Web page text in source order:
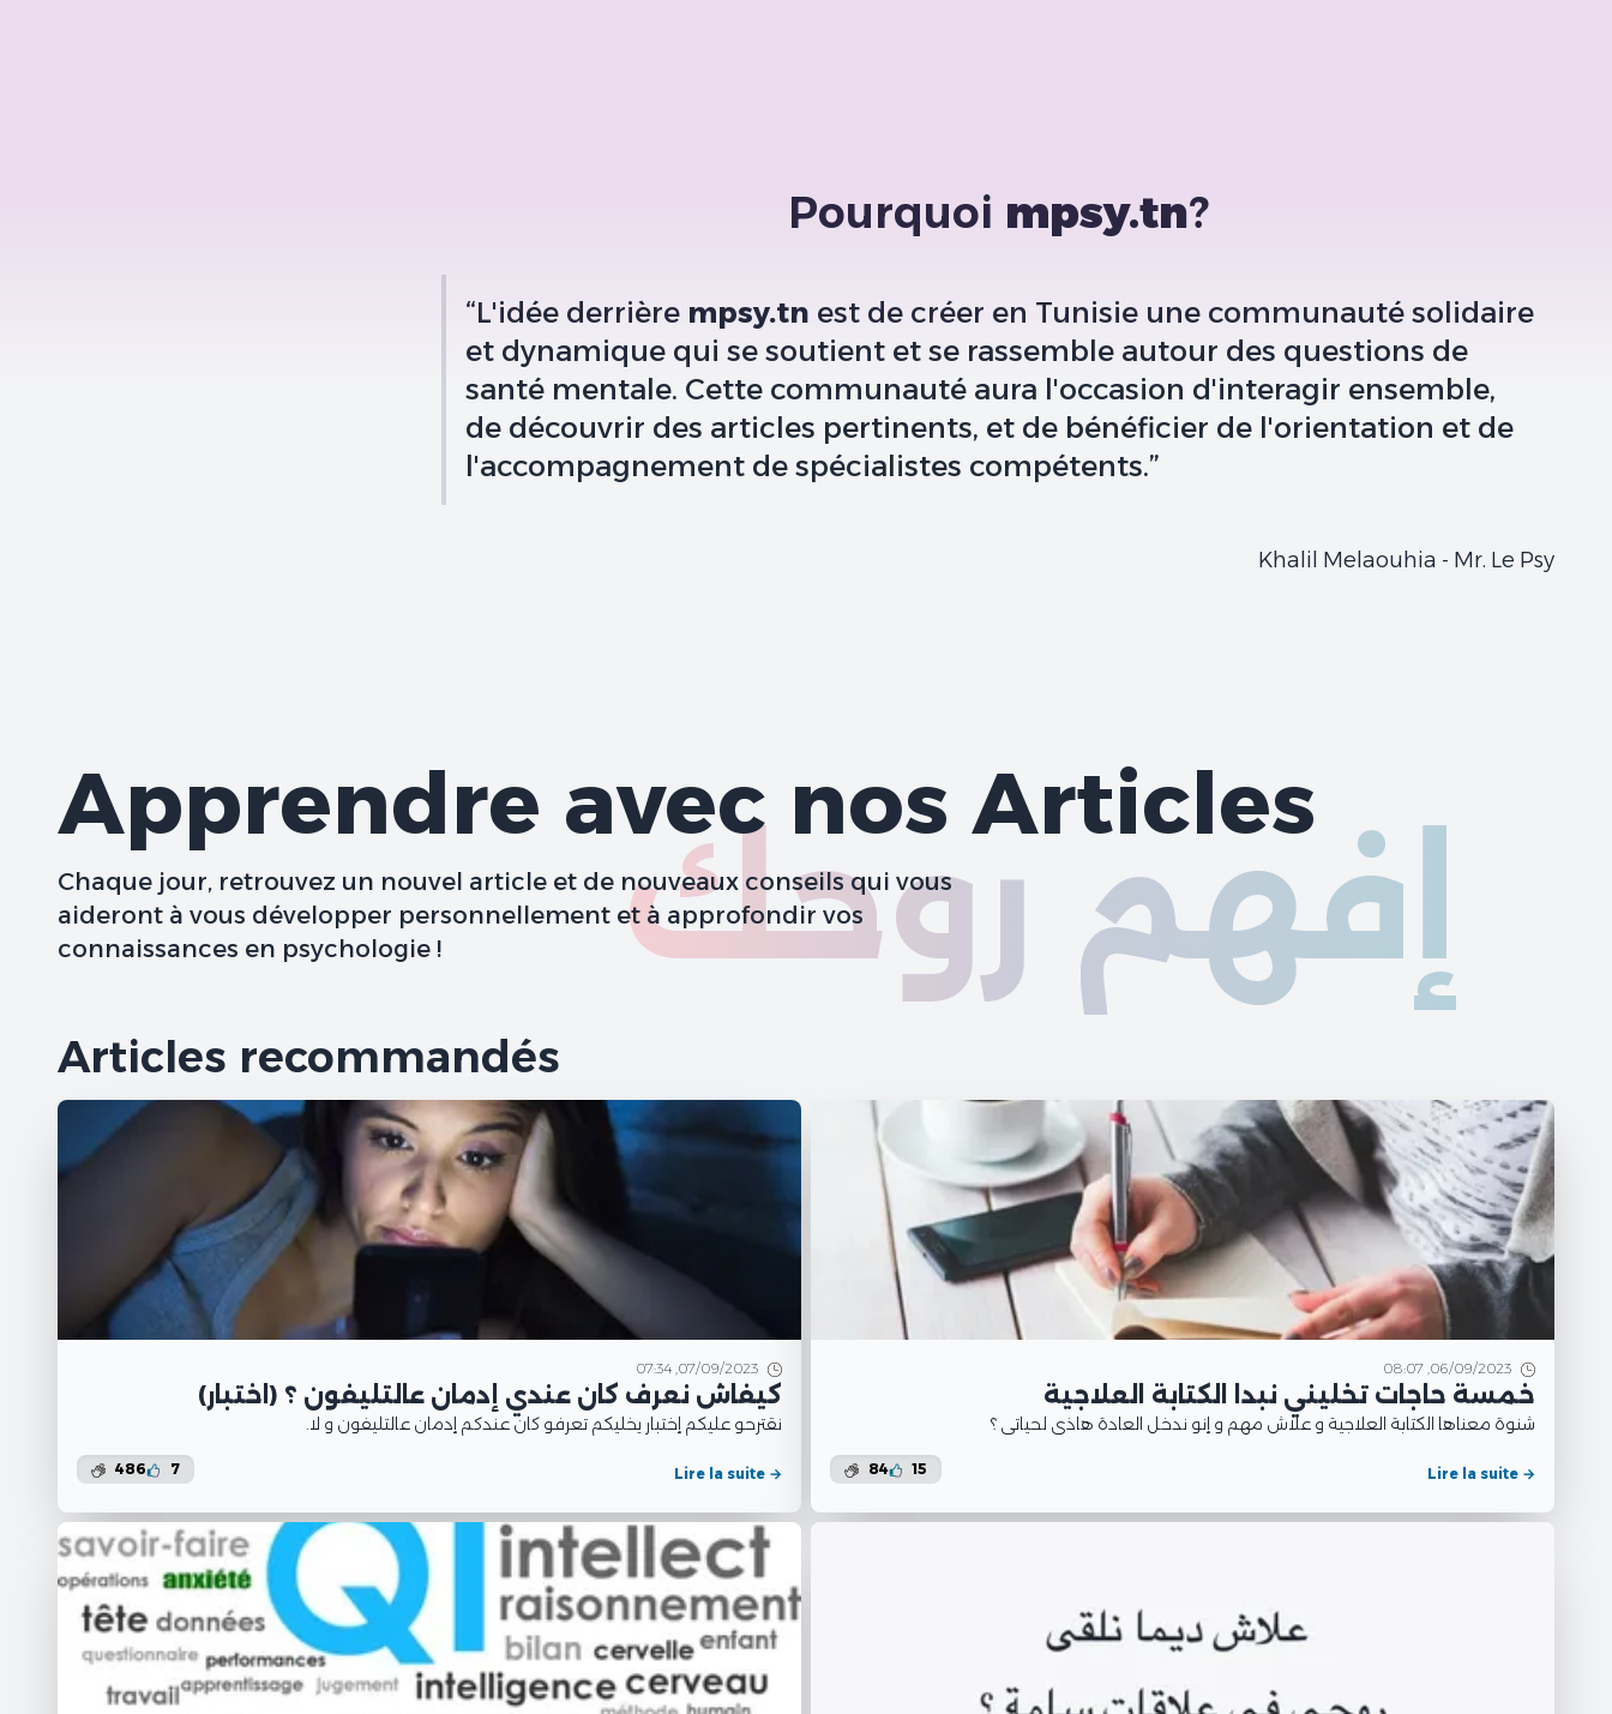
Pourquoi mpsy.tn?
“L'idée derrière mpsy.tn est de créer en Tunisie une communauté solidaire
et dynamique qui se soutient et se rassemble autour des questions de
santé mentale. Cette communauté aura l'occasion d'interagir ensemble,
de découvrir des articles pertinents, et de bénéficier de l'orientation et de
l'accompagnement de spécialistes compétents.”
Khalil Melaouhia - Mr. Le Psy
إفهم روحك
Apprendre avec nos Articles
Chaque jour, retrouvez un nouvel article et de nouveaux conseils qui vous
aideront à vous développer personnellement et à approfondir vos
connaissances en psychologie !
Articles recommandés
07/09/2023, 07:34
كيفاش نعرف كان عندي إدمان عالتليفون ؟ (اختبار)
نقترحو عليكم إختبار يخليكم تعرفو كان عندكم إدمان عالتليفون و لا.
Lire la suite →
7
486
06/09/2023, 08:07
خمسة حاجات تخليني نبدا الكتابة العلاجية
شنوة معناها الكتابة العلاجية و علاش مهم و إنو ندخل العادة هاذي لحياتي ؟
Lire la suite →
15
84